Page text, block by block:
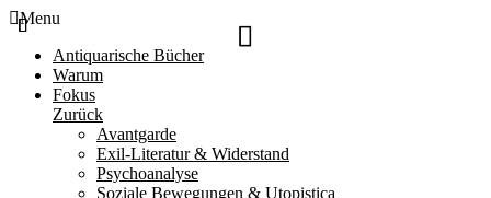
Menu
Antiquarische Bücher
Warum
Fokus
Zurück
Avantgarde
Exil-Literatur & Widerstand
Psychoanalyse
Soziale Bewegungen & Utopistica